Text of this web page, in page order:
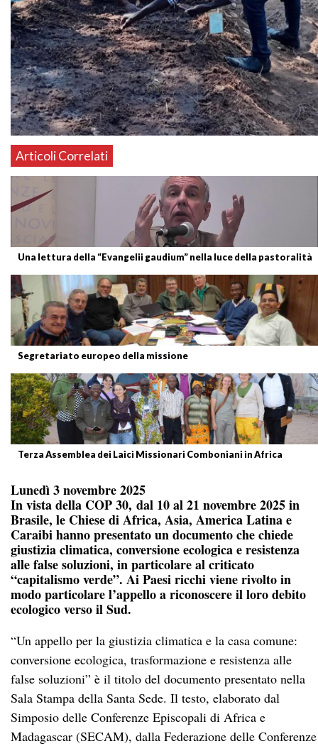
Articoli Correlati
Una lettura della “Evangelii gaudium” nella luce della pastoralità
Segretariato europeo della missione
Terza Assemblea dei Laici Missionari Comboniani in Africa
Lunedì 3 novembre 2025
In vista della COP 30, dal 10 al 21 novembre 2025 in
Brasile, le Chiese di Africa, Asia, America Latina e
Caraibi hanno presentato un documento che chiede
giustizia climatica, conversione ecologica e resistenza
alle false soluzioni, in particolare al criticato
“capitalismo verde”. Ai Paesi ricchi viene rivolto in
modo particolare l’appello a riconoscere il loro debito
ecologico verso il Sud.
“Un appello per la giustizia climatica e la casa comune:
conversione ecologica, trasformazione e resistenza alle
false soluzioni” è il titolo del documento presentato nella
Sala Stampa della Santa Sede. Il testo, elaborato dal
Simposio delle Conferenze Episcopali di Africa e
Madagascar (SECAM), dalla Federazione delle Conferenze